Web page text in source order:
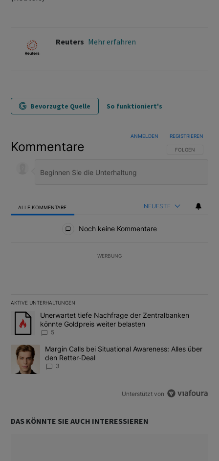
Reuters Mehr erfahren
Bevorzugte Quelle So funktioniert's
Kommentare FOLGE DIESER
FOLGEN
ANMELDEN REGISTRIEREN
ALLE KOMMENTARE NEUESTE
Noch keine Kommentare
WERBUNG
AKTIVE UNTERHALTUNGEN
Das Folgende ist eine Liste der am meisten kommentierten
Ein Trendartikel mit dem Titel "Unerwartet tiefe Nachfrage der
Unerwartet tiefe Nachfrage der Zentralbanken
könnte Goldpreis weiter belasten
5
Ein Trendartikel mit dem Titel "Margin Calls bei Situational
Margin Calls bei Situational Awareness: Alles über
den Retter-Deal
3
Unterstützt von
DAS KÖNNTE SIE AUCH INTERESSIEREN